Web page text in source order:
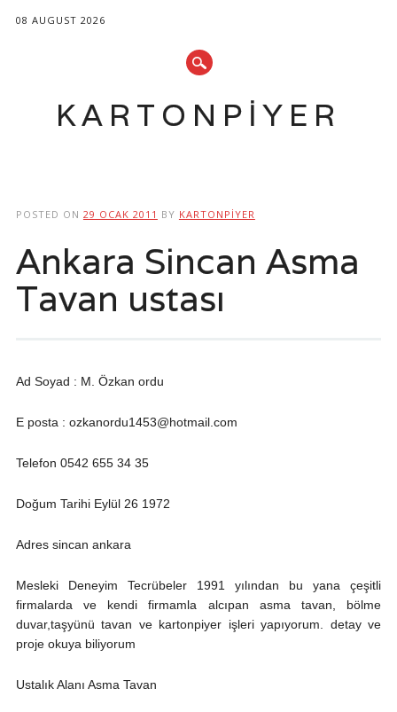
08 AUGUST 2026
KARTONPIYER
POSTED ON 29 OCAK 2011 BY KARTONPIYER
Ankara Sincan Asma
Tavan ustası
Ad Soyad : M. Özkan ordu
E posta : ozkanordu1453@hotmail.com
Telefon 0542 655 34 35
Doğum Tarihi Eylül 26 1972
Adres sincan ankara
Mesleki Deneyim Tecrübeler 1991 yılından bu yana çeşitli
firmalarda ve kendi firmamla alcıpan asma tavan, bölme
duvar,taşyünü tavan ve kartonpiyer işleri yapıyorum. detay ve
proje okuya biliyorum
Ustalık Alanı Asma Tavan